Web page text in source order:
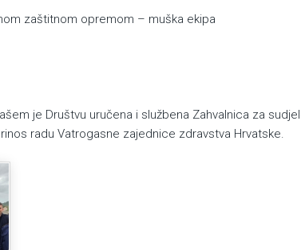
zaštitnom opremom – muška ekipa
je Društvu uručena i službena Zahvalnica za
radu Vatrogasne zajednice zdravstva Hrvatske.